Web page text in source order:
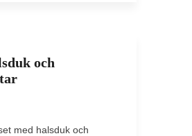
och
med halsduk och